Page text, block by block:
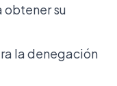
obtener su
la denegación